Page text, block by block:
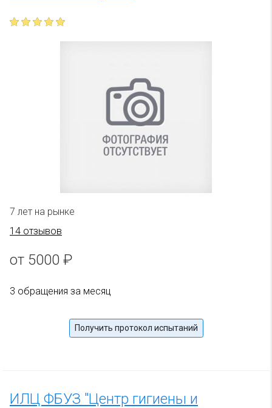
7 лет на рынке
14 отзывов
от 5000 ₽
3 обращения за месяц
Получить протокол испытаний
ИЛЦ ФБУЗ "Центр гигиены и